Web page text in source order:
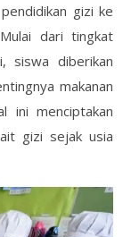
gizi ke
dari tingkat
siswa diberikan
makanan
ini menciptakan
gizi sejak usia